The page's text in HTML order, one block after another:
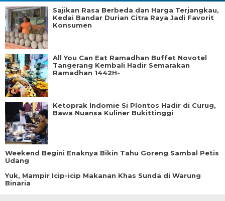
Sajikan Rasa Berbeda dan Harga Terjangkau,
Kedai Bandar Durian Citra Raya Jadi Favorit
Konsumen
All You Can Eat Ramadhan Buffet Novotel
Tangerang Kembali Hadir Semarakan
Ramadhan 1442H-
Ketoprak Indomie Si Plontos Hadir di Curug,
Bawa Nuansa Kuliner Bukittinggi
Weekend Begini Enaknya Bikin Tahu Goreng Sambal Petis
Udang
Yuk, Mampir Icip-icip Makanan Khas Sunda di Warung
Binaria